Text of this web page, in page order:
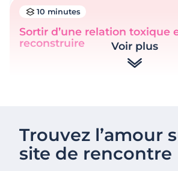
10 minutes
Sortir d’une relation toxique
reconstruire
Voir plus
Trouvez l’amour
site de rencontre